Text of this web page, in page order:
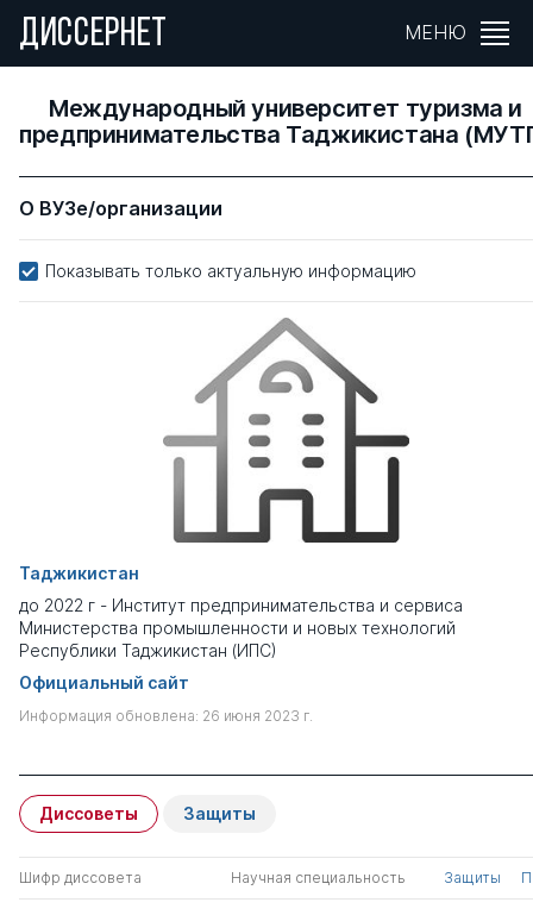
ДИССЕРНЕТ МЕНЮ
Международный университет туризма и
предпринимательства Таджикистана
О ВУЗе/организации
Показывать только актуальную информацию
Таджикистан
до 2022 г - Институт предпринимательства и сервиса
Министерства промышленности и новых технологий
Республики Таджикистан (ИПС)
Официальный сайт
Информация обновлена: 26 июня 2023 г.
Диссоветы Защиты
Шифр диссовета Научная специальность Защиты